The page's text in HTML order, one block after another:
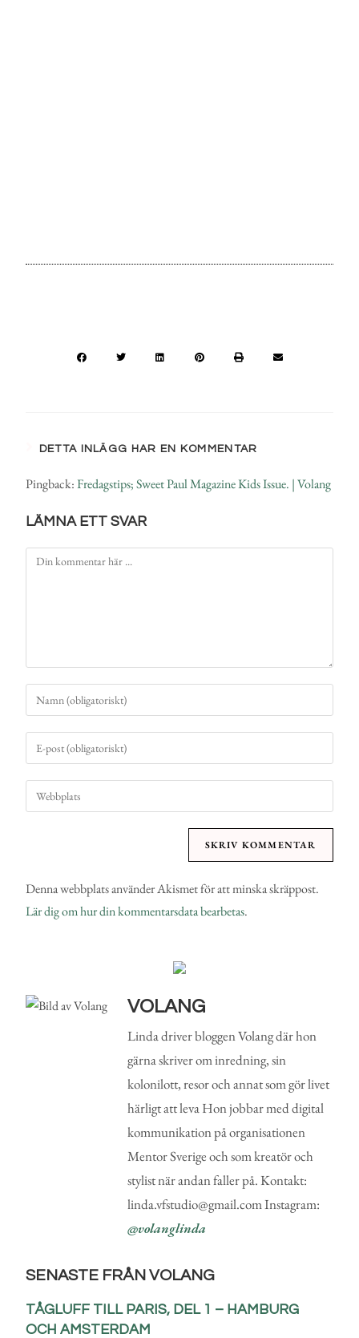
DETTA INLÄGG HAR EN KOMMENTAR
Pingback:Fredagstips; Sweet Paul Magazine Kids Issue. | Volang
LÄMNA ETT SVAR
Denna webbplats använder Akismet för att minska skräppost.
Lär dig om hur din kommentarsdata bearbetas.
VOLANG
Linda driver bloggen Volang där hon
gärna skriver om inredning, sin
kolonilott, resor och annat som gör livet
härligt att leva Hon jobbar med digital
kommunikation på organisationen
Mentor Sverige och som kreatör och
stylist när andan faller på. Kontakt:
linda.vfstudio@gmail.com Instagram:
@volanglinda
SENASTE FRÅN VOLANG
TÅGLUFF TILL PARIS, DEL 1 – HAMBURG
OCH AMSTERDAM